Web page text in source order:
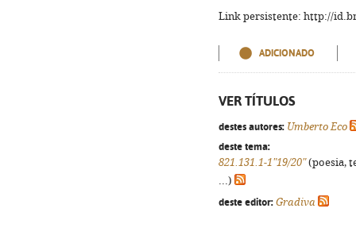
Link persistente: http://
ADICIONADO
VER TÍTULOS
destes autores: Umberto Eco
deste tema:
821.131.1-1"19/20"(poesia,
...)
deste editor: Gradiva